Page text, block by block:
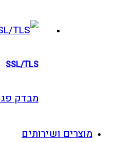
SSL/TLS
מבדק פגיעויות SSL/TLS
ושירותים